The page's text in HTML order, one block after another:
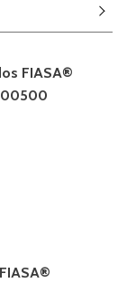
FIASA®